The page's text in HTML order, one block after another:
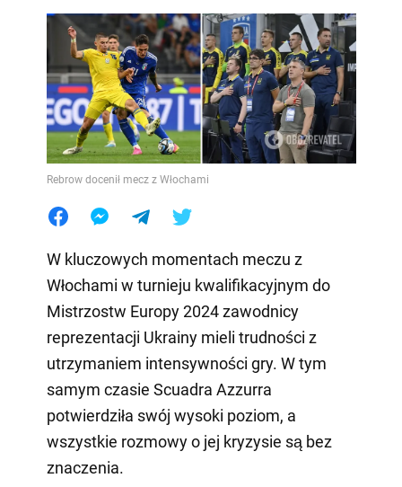
Rebrow docenił mecz z Włochami
W kluczowych momentach meczu z
Włochami w turnieju kwalifikacyjnym do
Mistrzostw Europy 2024 zawodnicy
reprezentacji Ukrainy mieli trudności z
utrzymaniem intensywności gry. W tym
samym czasie Scuadra Azzurra
potwierdziła swój wysoki poziom, a
wszystkie rozmowy o jej kryzysie są bez
znaczenia.